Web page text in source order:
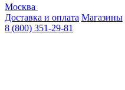
Москва
Доставка и оплата Магазины
8 (800) 351-29-81